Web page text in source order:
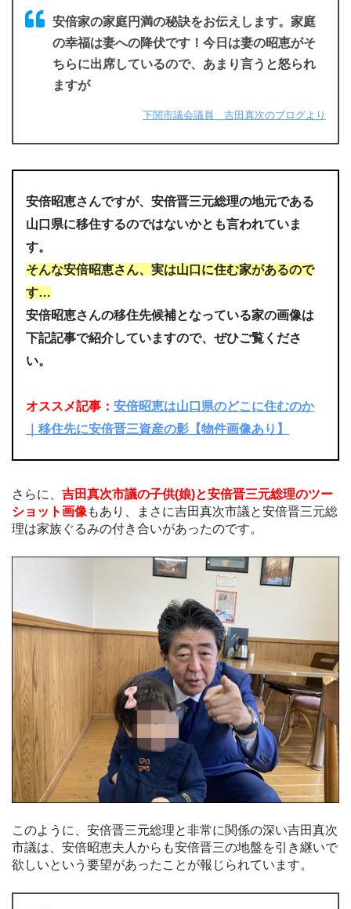
安倍家の家庭円満の秘訣をお伝えします。家庭
の幸福は妻への降伏です！今日は妻の昭恵がそ
ちらに出席しているので、あまり言うと怒られ
ますが
下関市議会議員 吉田真次のブログより
安倍昭恵さんですが、安倍晋三元総理の地元である
山口県に移住するのではないかとも言われていま
す。
そんな安倍昭恵さん、実は山口に住む家があるので
す…
安倍昭恵さんの移住先候補となっている家の画像は
下記記事で紹介していますので、ぜひご覧くださ
い。
オススメ記事： 安倍昭恵は山口県のどこに住むのか
｜移住先に安倍晋三資産の影【物件画像あり】
さらに、 吉田真次市議の子供(娘)と安倍晋三元総理のツー
ショット画像 もあり、まさに吉田真次市議と安倍晋三元総
理は家族ぐるみの付き合いがあったのです。
このように、安倍晋三元総理と非常に関係の深い吉田真次
市議は、安倍昭恵夫人からも安倍晋三の地盤を引き継いで
欲しいという要望があったことが報じられています。